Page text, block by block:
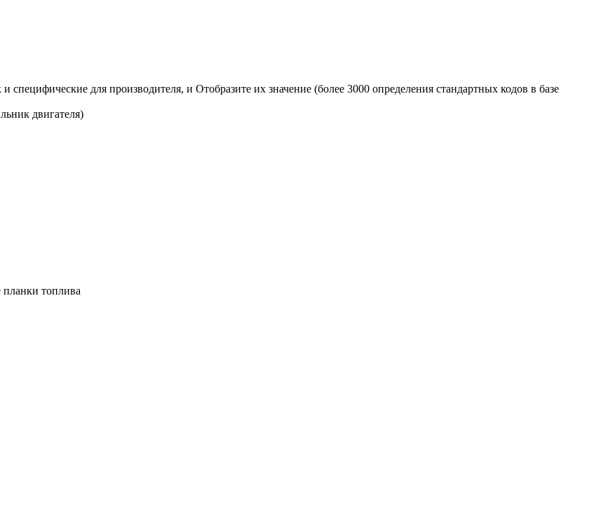
для производителя, и Отобразите их значение (более 3000 определения стандартных кодов в базе
двигателя)
топлива